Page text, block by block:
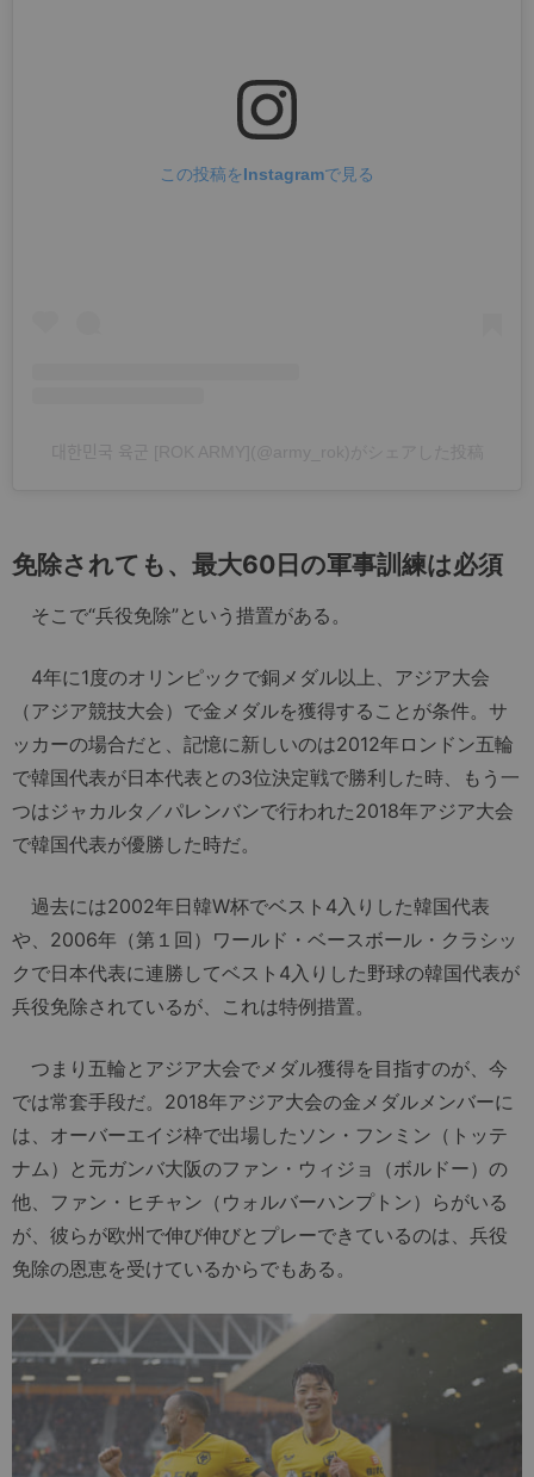
この投稿をInstagramで見る
免除されても、最大60 日の軍事訓練は必須
そこで“兵役免除”という措置がある。
4年に1度のオリンピックで銅メダル以上、アジア大会
（アジア競技大会）で金メダルを獲得することが条件。サ
ッカーの場合だと、記憶に新しいのは2012年ロンドン五輪
で韓国代表が日本代表との3位決定戦で勝利した時、もう一
つはジャカルタ／パレンバンで行われた2018年アジア大会
で韓国代表が優勝した時だ。
過去には2002年日韓W杯でベスト4入りした韓国代表
や、2006年（第１回）ワールド・ベースボール・クラシッ
クで日本代表に連勝してベスト4入りした野球の韓国代表が
兵役免除されているが、これは特例措置。
つまり五輪とアジア大会でメダル獲得を目指すのが、今
では常套手段だ。2018年アジア大会の金メダルメンバーに
は、オーバーエイジ枠で出場したソン・フンミン（トッテ
ナム）と元ガンバ大阪のファン・ウィジョ（ボルドー）の
他、ファン・ヒチャン（ウォルバーハンプトン）らがいる
が、彼らが欧州で伸び伸びとプレーできているのは、兵役
免除の恩恵を受けているからでもある。